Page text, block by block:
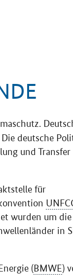
Die deutsche
und Transfer
für
wurden um die
in
(BMWE)